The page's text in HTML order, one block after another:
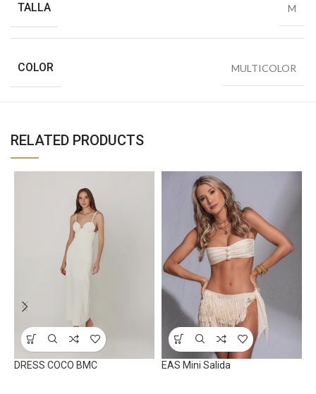
TALLA M
COLOR MULTICOLOR
RELATED PRODUCTS
DRESS COCO BMC EAS Mini Salida